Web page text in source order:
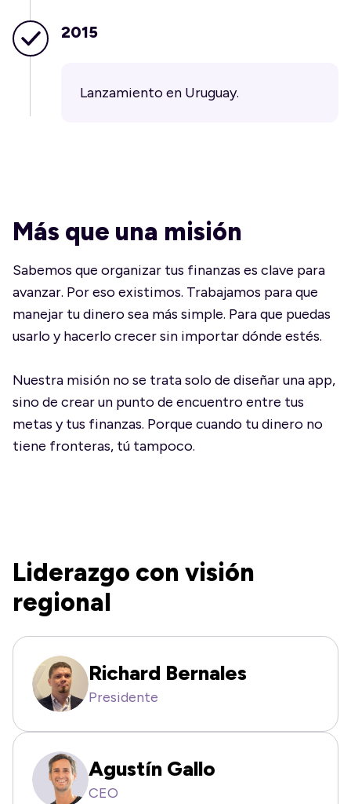
2015
Lanzamiento en Uruguay.
Más que una misión
Sabemos que organizar tus finanzas es clave para
avanzar. Por eso existimos. Trabajamos para que
manejar tu dinero sea más simple. Para que puedas
usarlo y hacerlo crecer sin importar dónde estés.
Nuestra misión no se trata solo de diseñar una app,
sino de crear un punto de encuentro entre tus
metas y tus finanzas. Porque cuando tu dinero no
tiene fronteras, tú tampoco.
Liderazgo con visión
regional
Richard Bernales
Presidente
Agustín Gallo
CEO